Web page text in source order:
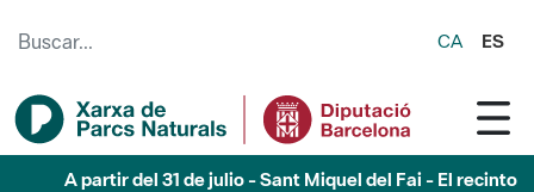
CA ES
A partir del 31 de julio - Sant Miquel del Fai - El recinto